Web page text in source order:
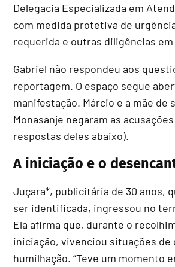
Delegacia Especializada em
com medida protetiva de
requerida e outras diligências
Gabriel não respondeu aos
reportagem. O espaço segue
manifestação. Márcio e a mãe de
Monasanje negaram as
respostas deles abaixo).
A iniciação e o
Juçara*, publicitária de 30 anos,
ser identificada, ingressou no
Ela afirma que, durante o
iniciação, vivenciou situações de
humilhação. “Teve um momento